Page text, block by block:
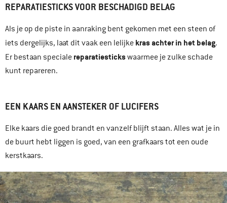
REPARATIESTICKS VOOR BESCHADIGD BELAG
Als je op de piste in aanraking bent gekomen met een steen of
iets dergelijks, laat dit vaak een lelijke kras achter in het belag.
Er bestaan speciale reparatiestickswaarmee je zulke schade
kunt repareren.
EEN KAARS EN AANSTEKER OF LUCIFERS
Elke kaars die goed brandt en vanzelf blijft staan. Alles wat je in
de buurt hebt liggen is goed, van een grafkaars tot een oude
kerstkaars.